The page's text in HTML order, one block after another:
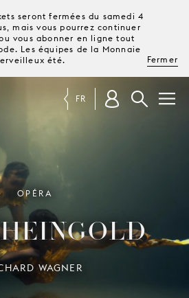
seront fermées du samedi 4
mais vous pourrez continuer
vous abonner en ligne tout
Les équipes de la Monnaie
été.
Fermer
TICKETS &
ABONNEMENTS
VOTRE
VISITE
FR
OPÉRA
WAGNER